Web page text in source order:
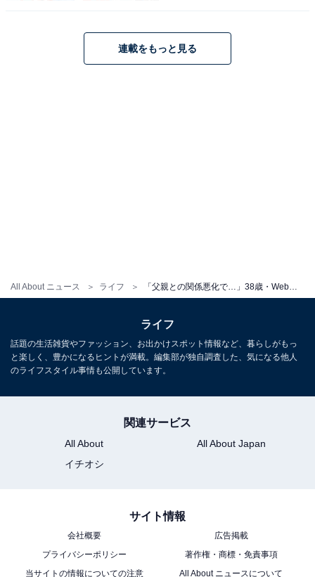
All About ニュース ライフ
きか考えています」と続け、金銭面でも家族を支えよう
とする様子が伺えます。
活費を見る
連載をもっと見る
ライフ
話題の生活雑貨やファッション、お出かけスポット情報など、暮らしがもっ
と楽しく、豊かになるヒントが満載。編集部が独自調査した、気になる他人
のライフスタイル事情も公開しています。
関連サービス
All About
All About Japan
イチオシ
サイト情報
会社概要
広告掲載
プライバシーポリシー
著作権・商標・免責事項
当サイトの情報についての注意
All About ニュースについて